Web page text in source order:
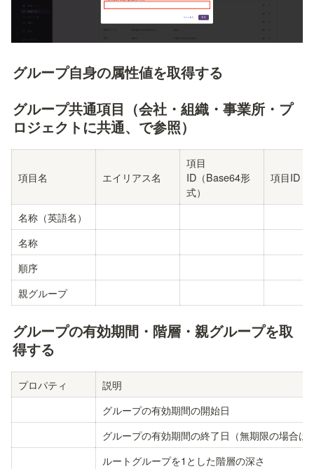
グループ自身の属性値を取得する
グループ共通項目（会社・組織・事業所・プ
ロジェクトに共通、 で参照）
項目名 エイリアス名
項目
ID（Base64形
式）
項目ID（
名称（英語名）
名称
順序
親グループ
グループの有効期間・階層・親グループを取
得する
プロパティ
説明
グループの有効期間の開始日
グループの有効期間の終了日（無期限の場合は
ルートグループを1とした階層の深さ